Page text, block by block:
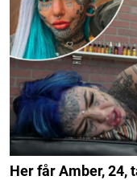
Her får Amber, 24,